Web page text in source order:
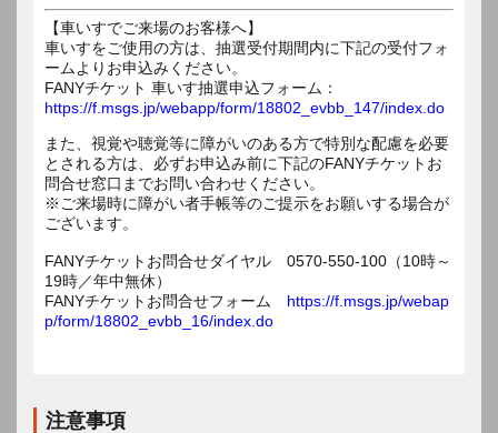
【車いすでご来場のお客様へ】
車いすをご使用の方は、抽選受付期間内に下記の受付フォ
ームよりお申込みください。
FANYチケット 車いす抽選申込フォーム：
https://f.msgs.jp/webapp/form/18802_evbb_147/index.do
また、視覚や聴覚等に障がいのある方で特別な配慮を必要
とされる方は、必ずお申込み前に下記のFANYチケットお
問合せ窓口までお問い合わせください。
※ご来場時に障がい者手帳等のご提示をお願いする場合が
ございます。
FANYチケットお問合せダイヤル 0570-550-100（10時～
19時／年中無休）
FANYチケットお問合せフォーム https://f.msgs.jp/webap
p/form/18802_evbb_16/index.do
注意事項